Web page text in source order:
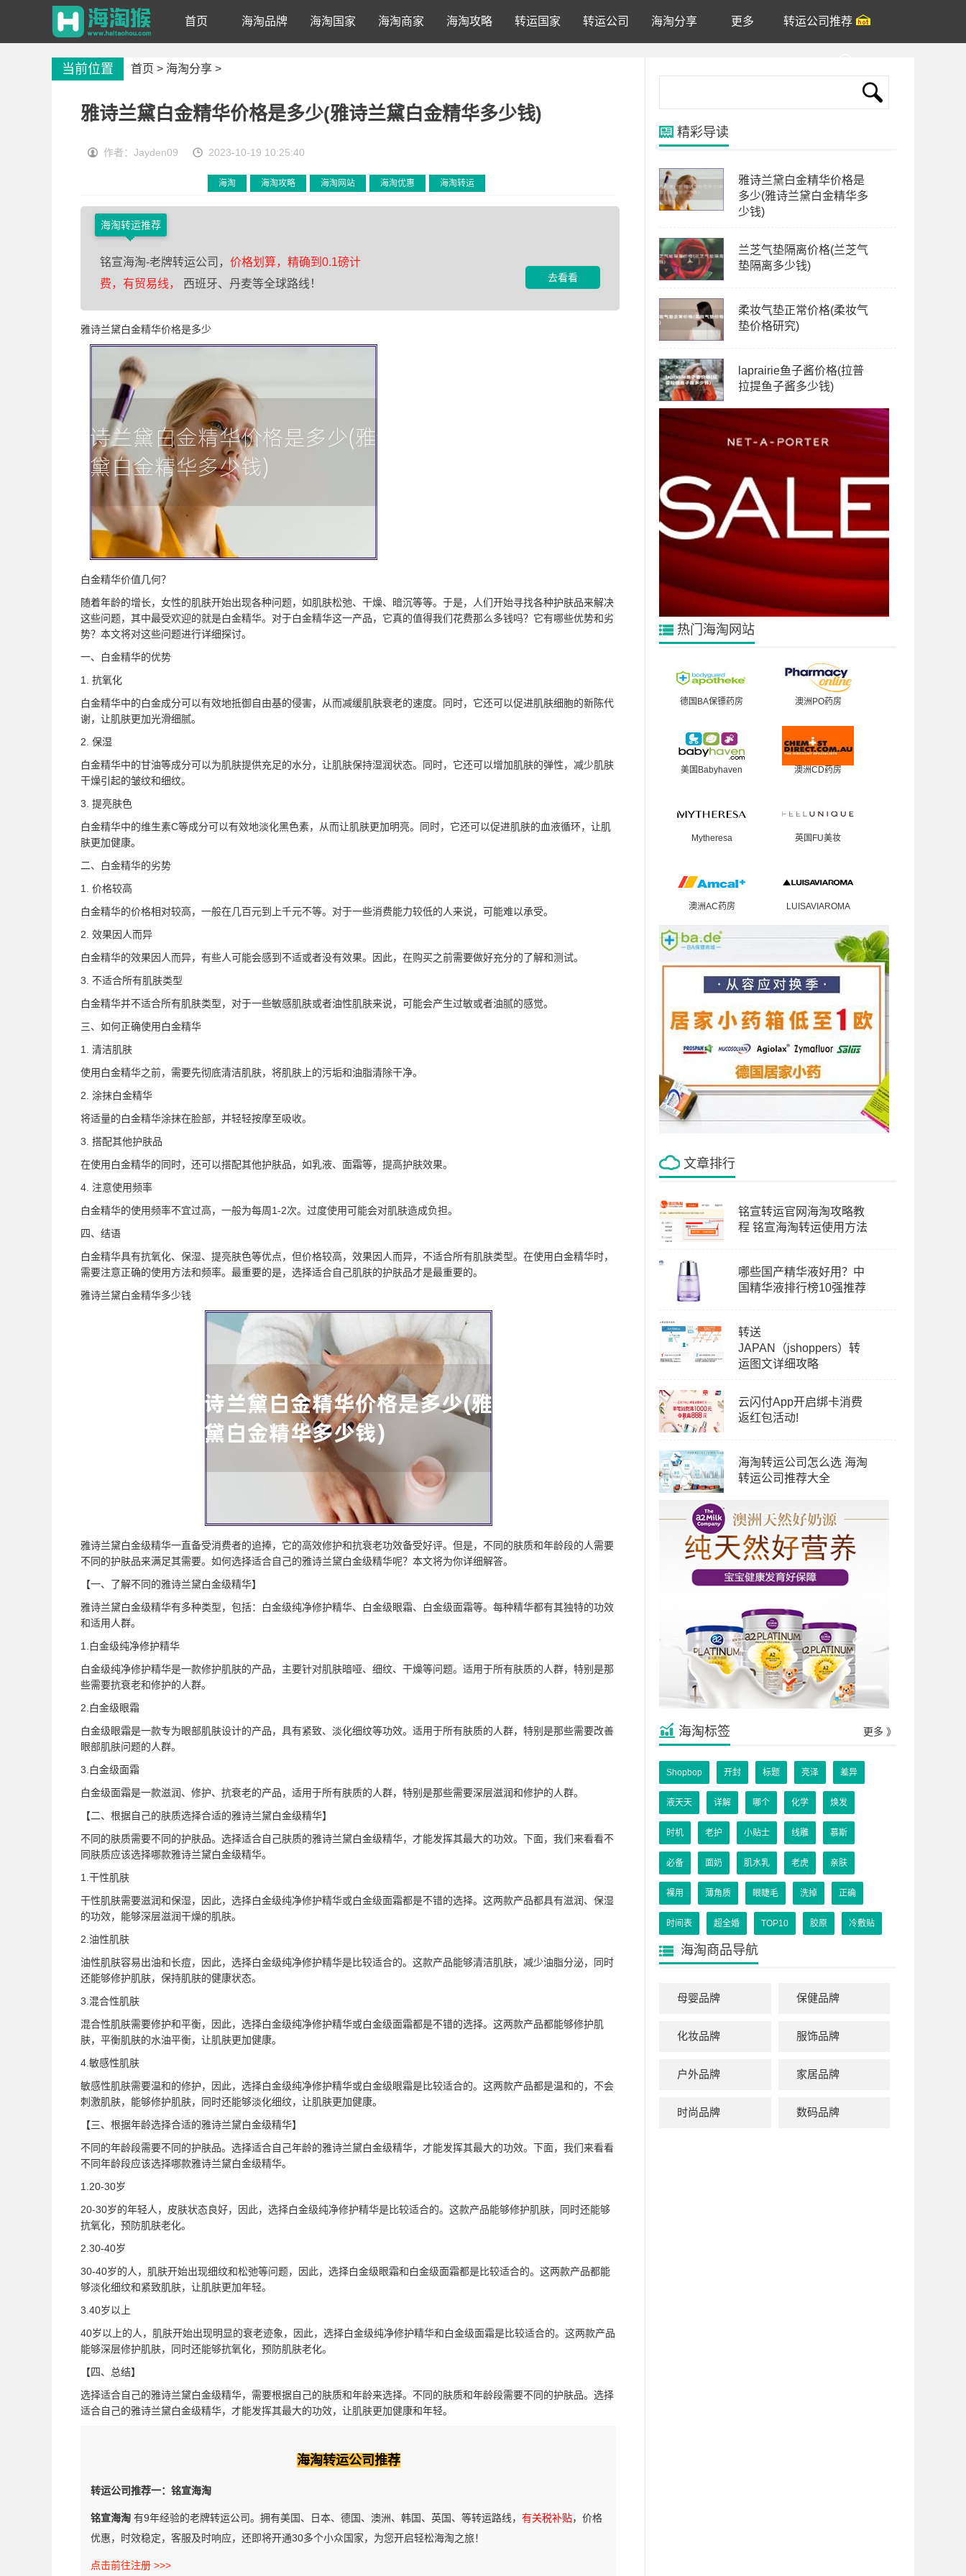
首页 海淘品牌 海淘国家 海淘商家 海淘攻略 转运国家 转运公司 海淘分享 更多 转运公司推荐
当前位置 首页 > 海淘分享 >
雅诗兰黛白金精华价格是多少(雅诗兰黛白金精华多少钱)
作者：Jayden09 2023-10-19 10:25:40
海淘 海淘攻略 海淘网站 海淘优惠 海淘转运
海淘转运推荐
铭宣海淘-老牌转运公司， 价格划算，精确到0.1磅计
费，有贸易线，
西班牙、丹麦等全球路线！ 去看看
雅诗兰黛白金精华价格是多少
白金精华价值几何？
随着年龄的增长，女性的肌肤开始出现各种问题，如肌肤松弛、干燥、暗沉等等。于是，人们开始寻找各种护肤品来解决
这些问题，其中最受欢迎的就是白金精华。对于白金精华这一产品，它真的值得我们花费那么多钱吗？它有哪些优势和劣
势？本文将对这些问题进行详细探讨。
一、白金精华的优势
1. 抗氧化
白金精华中的白金成分可以有效地抵御自由基的侵害，从而减缓肌肤衰老的速度。同时，它还可以促进肌肤细胞的新陈代
谢，让肌肤更加光滑细腻。
2. 保湿
白金精华中的甘油等成分可以为肌肤提供充足的水分，让肌肤保持湿润状态。同时，它还可以增加肌肤的弹性，减少肌肤
干燥引起的皱纹和细纹。
3. 提亮肤色
白金精华中的维生素C等成分可以有效地淡化黑色素，从而让肌肤更加明亮。同时，它还可以促进肌肤的血液循环，让肌
肤更加健康。
二、白金精华的劣势
1. 价格较高
白金精华的价格相对较高，一般在几百元到上千元不等。对于一些消费能力较低的人来说，可能难以承受。
2. 效果因人而异
白金精华的效果因人而异，有些人可能会感到不适或者没有效果。因此，在购买之前需要做好充分的了解和测试。
3. 不适合所有肌肤类型
白金精华并不适合所有肌肤类型，对于一些敏感肌肤或者油性肌肤来说，可能会产生过敏或者油腻的感觉。
三、如何正确使用白金精华
1. 清洁肌肤
使用白金精华之前，需要先彻底清洁肌肤，将肌肤上的污垢和油脂清除干净。
2. 涂抹白金精华
将适量的白金精华涂抹在脸部，并轻轻按摩至吸收。
3. 搭配其他护肤品
在使用白金精华的同时，还可以搭配其他护肤品，如乳液、面霜等，提高护肤效果。
4. 注意使用频率
白金精华的使用频率不宜过高，一般为每周1-2次。过度使用可能会对肌肤造成负担。
四、结语
白金精华具有抗氧化、保湿、提亮肤色等优点，但价格较高，效果因人而异，不适合所有肌肤类型。在使用白金精华时，
需要注意正确的使用方法和频率。最重要的是，选择适合自己肌肤的护肤品才是最重要的。
雅诗兰黛白金精华多少钱
雅诗兰黛白金级精华一直备受消费者的追捧，它的高效修护和抗衰老功效备受好评。但是，不同的肤质和年龄段的人需要
不同的护肤品来满足其需要。如何选择适合自己的雅诗兰黛白金级精华呢？本文将为你详细解答。
【一、了解不同的雅诗兰黛白金级精华】
雅诗兰黛白金级精华有多种类型，包括：白金级纯净修护精华、白金级眼霜、白金级面霜等。每种精华都有其独特的功效
和适用人群。
1.白金级纯净修护精华
白金级纯净修护精华是一款修护肌肤的产品，主要针对肌肤暗哑、细纹、干燥等问题。适用于所有肤质的人群，特别是那
些需要抗衰老和修护的人群。
2.白金级眼霜
白金级眼霜是一款专为眼部肌肤设计的产品，具有紧致、淡化细纹等功效。适用于所有肤质的人群，特别是那些需要改善
眼部肌肤问题的人群。
3.白金级面霜
白金级面霜是一款滋润、修护、抗衰老的产品，适用于所有肤质的人群，特别是那些需要深层滋润和修护的人群。
【二、根据自己的肤质选择合适的雅诗兰黛白金级精华】
不同的肤质需要不同的护肤品。选择适合自己肤质的雅诗兰黛白金级精华，才能发挥其最大的功效。下面，我们来看看不
同肤质应该选择哪款雅诗兰黛白金级精华。
1.干性肌肤
干性肌肤需要滋润和保湿，因此，选择白金级纯净修护精华或白金级面霜都是不错的选择。这两款产品都具有滋润、保湿
的功效，能够深层滋润干燥的肌肤。
2.油性肌肤
油性肌肤容易出油和长痘，因此，选择白金级纯净修护精华是比较适合的。这款产品能够清洁肌肤，减少油脂分泌，同时
还能够修护肌肤，保持肌肤的健康状态。
3.混合性肌肤
混合性肌肤需要修护和平衡，因此，选择白金级纯净修护精华或白金级面霜都是不错的选择。这两款产品都能够修护肌
肤，平衡肌肤的水油平衡，让肌肤更加健康。
4.敏感性肌肤
敏感性肌肤需要温和的修护，因此，选择白金级纯净修护精华或白金级眼霜是比较适合的。这两款产品都是温和的，不会
刺激肌肤，能够修护肌肤，同时还能够淡化细纹，让肌肤更加健康。
【三、根据年龄选择合适的雅诗兰黛白金级精华】
不同的年龄段需要不同的护肤品。选择适合自己年龄的雅诗兰黛白金级精华，才能发挥其最大的功效。下面，我们来看看
不同年龄段应该选择哪款雅诗兰黛白金级精华。
1.20-30岁
20-30岁的年轻人，皮肤状态良好，因此，选择白金级纯净修护精华是比较适合的。这款产品能够修护肌肤，同时还能够
抗氧化，预防肌肤老化。
2.30-40岁
30-40岁的人，肌肤开始出现细纹和松弛等问题，因此，选择白金级眼霜和白金级面霜都是比较适合的。这两款产品都能
够淡化细纹和紧致肌肤，让肌肤更加年轻。
3.40岁以上
40岁以上的人，肌肤开始出现明显的衰老迹象，因此，选择白金级纯净修护精华和白金级面霜是比较适合的。这两款产品
能够深层修护肌肤，同时还能够抗氧化，预防肌肤老化。
【四、总结】
选择适合自己的雅诗兰黛白金级精华，需要根据自己的肤质和年龄来选择。不同的肤质和年龄段需要不同的护肤品。选择
适合自己的雅诗兰黛白金级精华，才能发挥其最大的功效，让肌肤更加健康和年轻。
海淘转运公司推荐
转运公司推荐一：铭宣海淘
铭宣海淘 有9年经验的老牌转运公司。拥有美国、日本、德国、澳洲、韩国、英国、等转运路线， 有关税补贴，价格
优惠，时效稳定，客服及时响应，还即将开通30多个小众国家，为您开启轻松海淘之旅！
点击前往注册 >>>
精彩导读
雅诗兰黛白金精华价格是
多少(雅诗兰黛白金精华多
少钱)
兰芝气垫隔离价格(兰芝气
垫隔离多少钱)
柔妆气垫正常价格(柔妆气
垫价格研究)
laprairie鱼子酱价格(拉普
拉提鱼子酱多少钱)
热门海淘网站
德国BA保镖药房 澳洲PO药房
美国Babyhaven 澳洲CD药房
Mytheresa 英国FU美妆
澳洲AC药房 LUISAVIAROMA
文章排行
铭宣转运官网海淘攻略教
程 铭宣海淘转运使用方法
哪些国产精华液好用？中
国精华液排行榜10强推荐
转送
JAPAN（jshoppers）转
运图文详细攻略
云闪付App开启绑卡消费
返红包活动!
海淘转运公司怎么选 海淘
转运公司推荐大全
海淘标签 更多 》
Shopbop 开封 标题 亮泽 差异
液天天 详解 哪个 化学 焕发
时机 老护 小贴士 线雕 慕斯
必备 面奶 肌水乳 老虎 亲肤
裸用 薄角质 眼睫毛 洗掉 正确
时间表 超全婚 TOP10 胶原 冷敷贴
海淘商品导航
母婴品牌 保健品牌
化妆品牌 服饰品牌
户外品牌 家居品牌
时尚品牌 数码品牌